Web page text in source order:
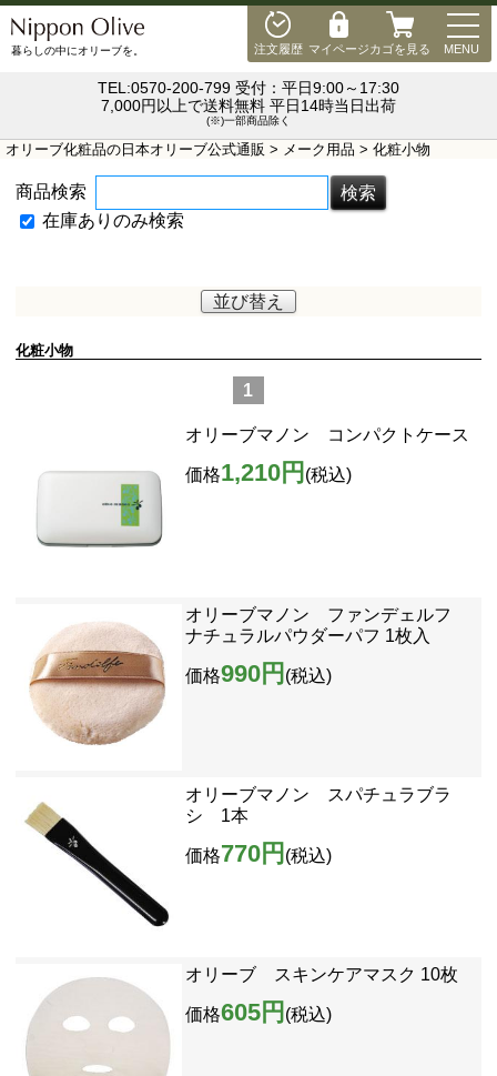
注文履歴 マイページカゴを見る MENU
暮らしの中にオリーブを。
TEL:0570-200-799 受付：平日9:00～17:30
7,000円以上で送料無料 平日14時当日出荷
(※)一部商品除く
オリーブ化粧品の日本オリーブ公式通販 > メーク用品 > 化粧小物
商品検索
在庫ありのみ検索
並び替え
化粧小物
1
オリーブマノン コンパクトケース
価格1,210円 (税込)
オリーブマノン ファンデェルフ
ナチュラルパウダーパフ 1枚入
価格990円 (税込)
オリーブマノン スパチュラブラ
シ 1本
価格770円 (税込)
オリーブ スキンケアマスク 10枚
価格605円 (税込)